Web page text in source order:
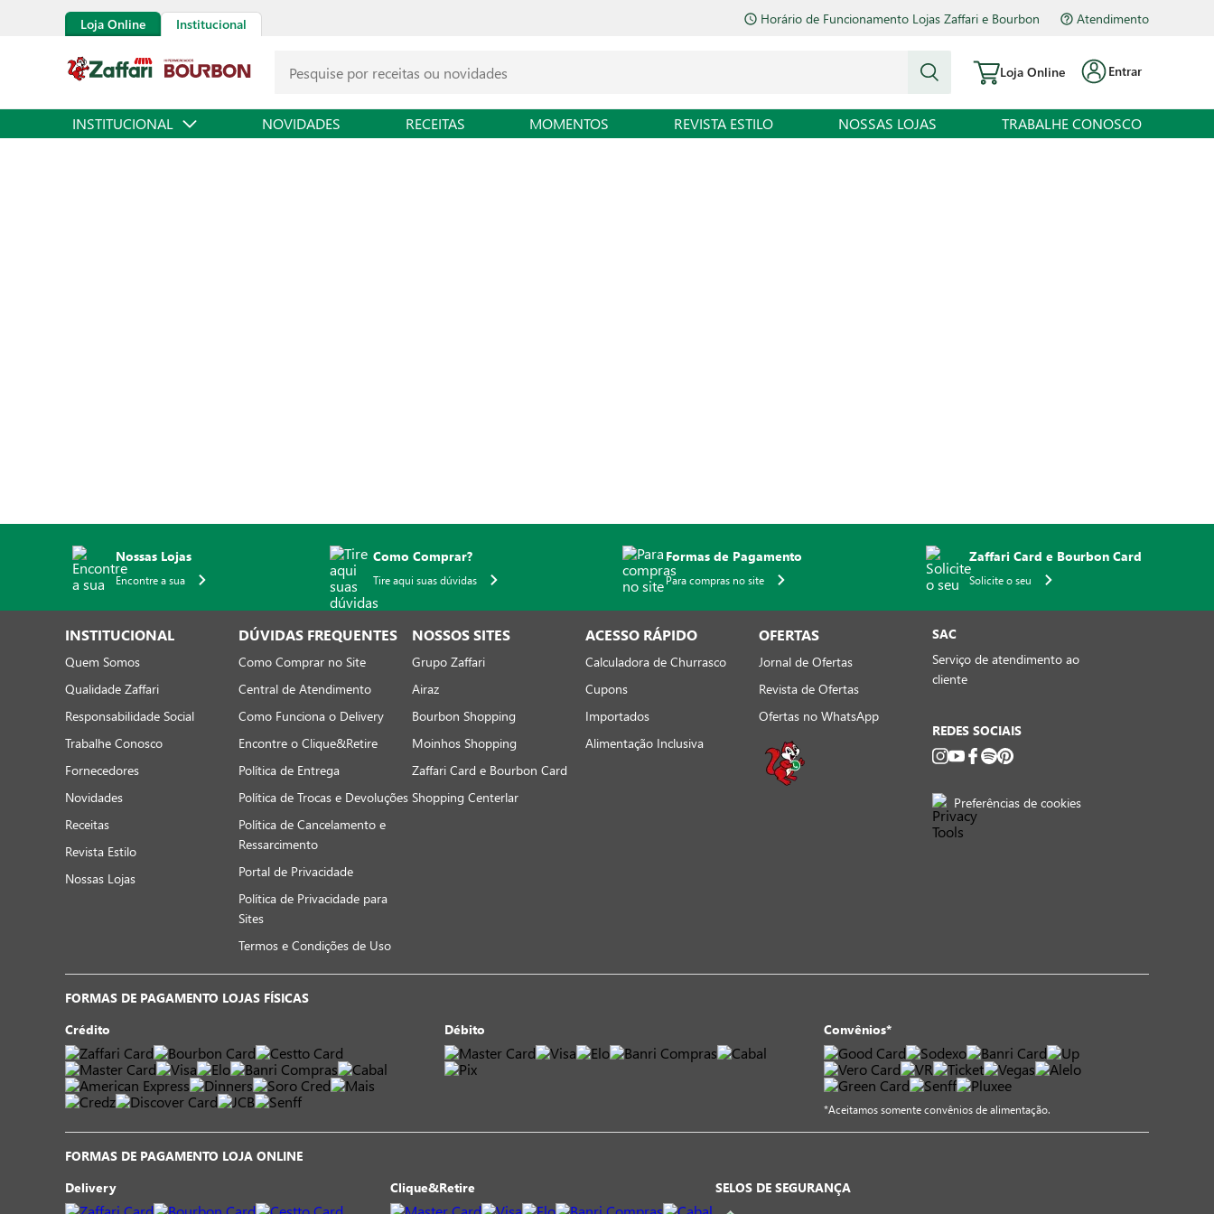
Loja Online Institucional Horário de Funcionamento Lojas Zaffari e Bourbon Atendimento
Loja Online Entrar
INSTITUCIONAL NOVIDADES RECEITAS MOMENTOS REVISTA ESTILO NOSSAS LOJAS TRABALHE CONOSCO
Nossas Lojas
Encontre a sua
Como Comprar?
Tire aqui suas dúvidas
Formas de Pagamento
Para compras no site
Zaffari Card e Bourbon Card
Solicite o seu
INSTITUCIONAL
Quem Somos
Qualidade Zaffari
Responsabilidade Social
Trabalhe Conosco
Fornecedores
Novidades
Receitas
Revista Estilo
Nossas Lojas
DÚVIDAS FREQUENTES
Como Comprar no Site
Central de Atendimento
Como Funciona o Delivery
Encontre o Clique&Retire
Política de Entrega
Política de Trocas e Devoluções
Política de Cancelamento e
Ressarcimento
Portal de Privacidade
Política de Privacidade para
Sites
Termos e Condições de Uso
NOSSOS SITES
Grupo Zaffari
Airaz
Bourbon Shopping
Moinhos Shopping
Zaffari Card e Bourbon Card
Shopping Centerlar
ACESSO RÁPIDO
Calculadora de Churrasco
Cupons
Importados
Alimentação Inclusiva
OFERTAS
Jornal de Ofertas
Revista de Ofertas
Ofertas no WhatsApp
SAC
Serviço de atendimento ao
cliente
REDES SOCIAIS
Preferências de cookies
FORMAS DE PAGAMENTO LOJAS FÍSICAS
Crédito
Débito Convênios*
*Aceitamos somente convênios de alimentação.
FORMAS DE PAGAMENTO LOJA ONLINE
Delivery
Clique&Retire SELOS DE SEGURANÇA